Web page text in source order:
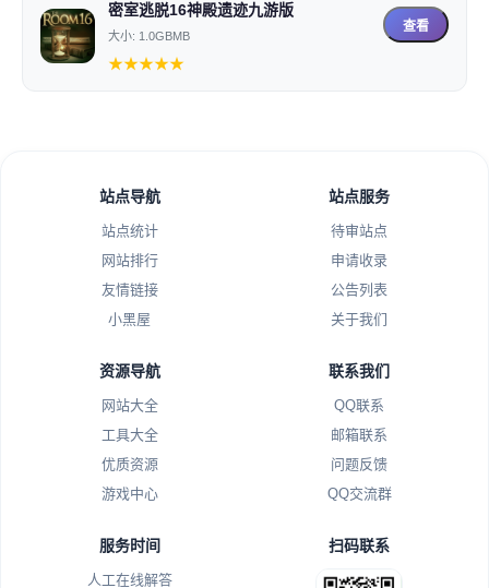
密室逃脱16神殿遗迹九游版
大小: 1.0GBMB
★★★★★
查看
站点导航
站点统计
网站排行
友情链接
小黑屋
站点服务
待审站点
申请收录
公告列表
关于我们
资源导航
网站大全
工具大全
优质资源
游戏中心
联系我们
QQ联系
邮箱联系
问题反馈
QQ交流群
服务时间
人工在线解答
扫码联系